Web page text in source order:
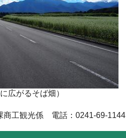
広がるそば畑）
商工観光係 電話：0241-69-1144